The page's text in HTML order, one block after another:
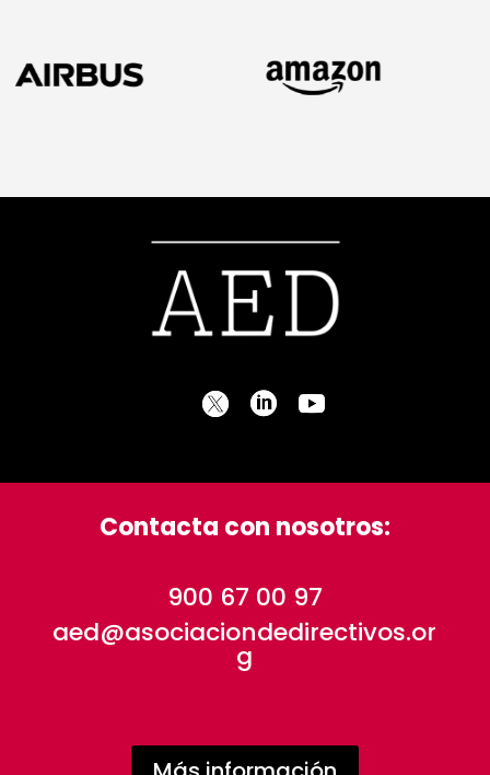
Contacta con nosotros:
900 67 00 97
aed@asociaciondedirectivos.or
g